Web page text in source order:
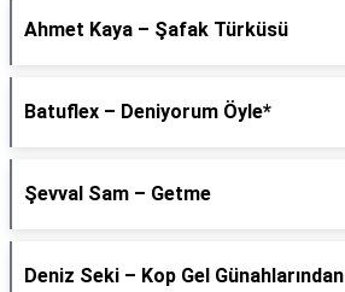
Ahmet Kaya – Şafak Türküsü
Batuflex – Deniyorum Öyle*
Şevval Sam – Getme
Deniz Seki – Kop Gel Günahlarından